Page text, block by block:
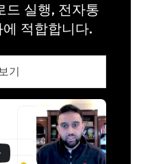
드 실행, 전자통
적합합니다.
기